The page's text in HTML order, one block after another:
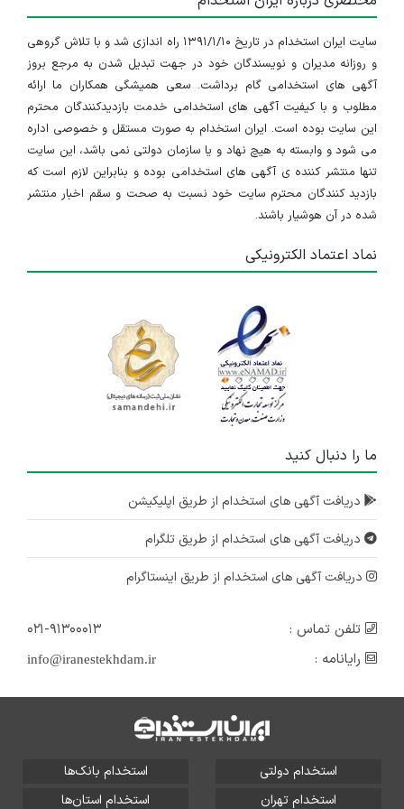
سایت ایران استخدام در تاریخ ۱۳۹۱/۱/۱۰ راه اندازی شد و با تلاش گروهی
و روزانه مدیران و نویسندگان خود در جهت تبدیل شدن به مرجع بروز
آگهی های استخدامی گام برداشت. سعی همیشگی همکاران ما ارائه
مطلوب و با کیفیت آگهی های استخدامی خدمت بازدیدکنندگان محترم
این سایت بوده است. ایران استخدام به صورت مستقل و خصوصی اداره
می شود و وابسته به هیچ نهاد و یا سازمان دولتی نمی باشد، این سایت
تنها منتشر کننده ی آگهی های استخدامی بوده و بنابراین لازم است که
بازدید کنندگان محترم سایت خود نسبت به صحت و سقم اخبار منتشر
شده در آن هوشیار باشند.
نماد اعتماد الکترونیکی
ما را دنبال کنید
دریافت آگهی های استخدام از طریق اپلیکیشن
دریافت آگهی های استخدام از طریق تلگرام
دریافت آگهی های استخدام از طریق اینستاگرام
تلفن تماس :
۰۲۱-۹۱۳۰۰۰۱۳
رایانامه :
info@iranestekhdam.ir
استخدام دولتی
استخدام بانک‌ها
استخدام تهران
استخدام استان‌ها